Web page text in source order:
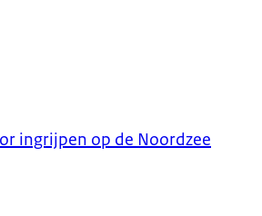
ingrijpen op de Noordzee